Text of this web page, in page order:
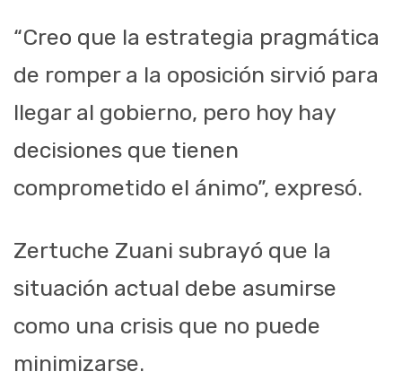
“Creo que la estrategia pragmática
de romper a la oposición sirvió para
llegar al gobierno, pero hoy hay
decisiones que tienen
comprometido el ánimo”, expresó.
Zertuche Zuani subrayó que la
situación actual debe asumirse
como una crisis que no puede
minimizarse.